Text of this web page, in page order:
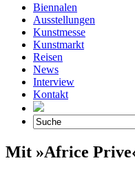
Biennalen
Ausstellungen
Kunstmesse
Kunstmarkt
Reisen
News
Interview
Kontakt
Mit »Africe